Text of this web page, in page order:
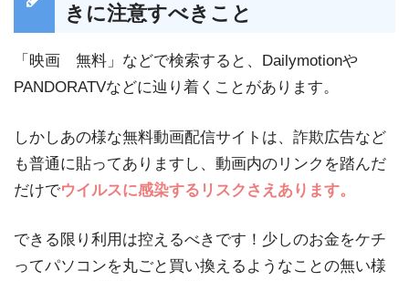
きに注意すべきこと
「映画 無料」などで検索すると、Dailymotionや
PANDORATVなどに辿り着くことがあります。
しかしあの様な無料動画配信サイトは、詐欺広告など
も普通に貼ってありますし、動画内のリンクを踏んだ
だけでウイルスに感染するリスクさえあります。
できる限り利用は控えるべきです！少しのお金をケチ
ってパソコンを丸ごと買い換えるようなことの無い様